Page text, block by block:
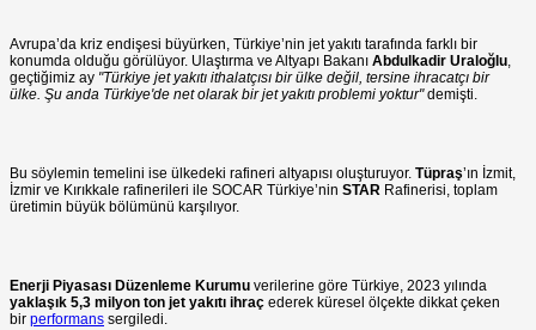
Avrupa’da kriz endişesi büyürken, Türkiye’nin jet yakıtı tarafında farklı bir
konumda olduğu görülüyor. Ulaştırma ve Altyapı Bakanı Abdulkadir Uraloğlu,
geçtiğimiz ay "Türkiye jet yakıtı ithalatçısı bir ülke değil, tersine ihracatçı bir
ülke. Şu anda Türkiye'de net olarak bir jet yakıtı problemi yoktur"demişti.
Bu söylemin temelini ise ülkedeki rafineri altyapısı oluşturuyor. Tüpraş’ın İzmit,
İzmir ve Kırıkkale rafinerileri ile SOCAR Türkiye’nin STAR Rafinerisi, toplam
üretimin büyük bölümünü karşılıyor.
Enerji Piyasası Düzenleme Kurumu verilerine göre Türkiye, 2023 yılında
yaklaşık 5,3 milyon ton jet yakıtı ihraç ederek küresel ölçekte dikkat çeken
bir performans sergiledi.